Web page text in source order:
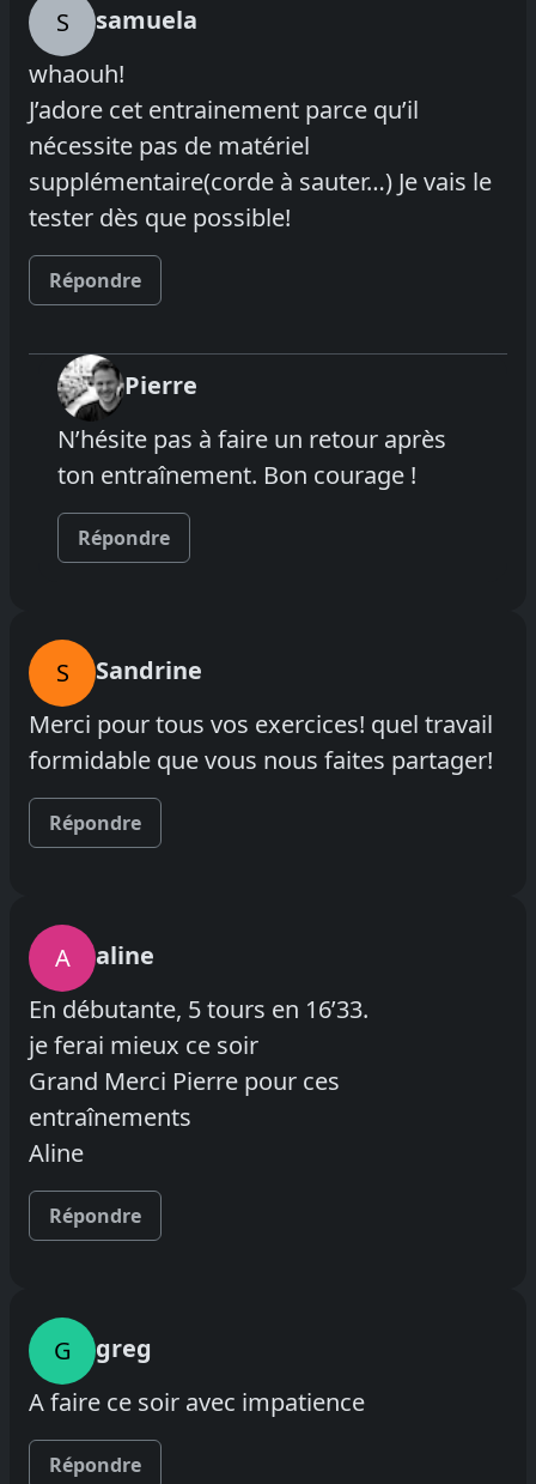
S
samuela
whaouh!
J’adore cet entrainement parce qu’il
nécessite pas de matériel
supplémentaire(corde à sauter…) Je vais le
tester dès que possible!
Répondre
Pierre
N’hésite pas à faire un retour après
ton entraînement. Bon courage !
Répondre
S
Sandrine
Merci pour tous vos exercices! quel travail
formidable que vous nous faites partager!
Répondre
A
aline
En débutante, 5 tours en 16’33.
je ferai mieux ce soir
Grand Merci Pierre pour ces
entraînements
Aline
Répondre
G
greg
A faire ce soir avec impatience
Répondre